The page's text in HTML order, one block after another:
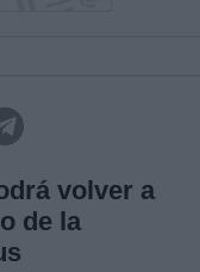
volver a
de la